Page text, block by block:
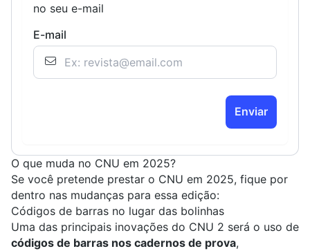
no seu e-mail
E-mail
Enviar
O que muda no CNU em 2025?
Se você pretende prestar o CNU em 2025, fique por
dentro nas mudanças para essa edição:
Códigos de barras no lugar das bolinhas
Uma das principais inovações do CNU 2 será o uso de
códigos de barras nos cadernos de prova,